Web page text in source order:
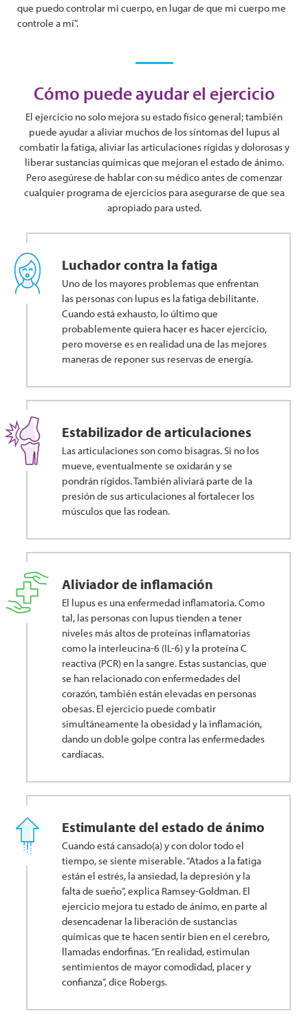
que puedo controlar mi cuerpo, en lugar de que mi cuerpo me
controle a mí”.
Cómo puede ayudar el ejercicio
El ejercicio no solo mejora su estado físico general; también
puede ayudar a aliviar muchos de los síntomas del lupus al
combatir la fatiga, aliviar las articulaciones rígidas y dolorosas y
liberar sustancias químicas que mejoran el estado de ánimo.
Pero asegúrese de hablar con su médico antes de comenzar
cualquier programa de ejercicios para asegurarse de que sea
apropiado para usted.
Luchador contra la fatiga
Uno de los mayores problemas que enfrentan
las personas con lupus es la fatiga debilitante.
Cuando está exhausto, lo último que
probablemente quiera hacer es hacer ejercicio,
pero moverse es en realidad una de las mejores
maneras de reponer sus reservas de energía.
Estabilizador de articulaciones
Las articulaciones son como bisagras. Si no los
mueve, eventualmente se oxidarán y se
pondrán rígidos. También aliviará parte de la
presión de sus articulaciones al fortalecer los
músculos que las rodean.
Aliviador de inflamación
El lupus es una enfermedad inflamatoria. Como
tal, las personas con lupus tienden a tener
niveles más altos de proteínas inflamatorias
como la interleucina-6 (IL-6) y la proteína C
reactiva (PCR) en la sangre. Estas sustancias, que
se han relacionado con enfermedades del
corazón, también están elevadas en personas
obesas. El ejercicio puede combatir
simultáneamente la obesidad y la inflamación,
dando un doble golpe contra las enfermedades
cardíacas.
Estimulante del estado de ánimo
Cuando está cansado(a) y con dolor todo el
tiempo, se siente miserable. “Atados a la fatiga
están el estrés, la ansiedad, la depresión y la
falta de sueño”, explica Ramsey-Goldman. El
ejercicio mejora tu estado de ánimo, en parte al
desencadenar la liberación de sustancias
químicas que te hacen sentir bien en el cerebro,
llamadas endorfinas. “En realidad, estimulan
sentimientos de mayor comodidad, placer y
confianza”, dice Robergs.